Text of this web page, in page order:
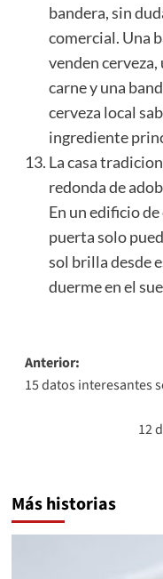
bandera, sin
comercial. Una
venden cerveza,
carne y una
cerveza local
ingrediente
La casa
redonda de
En un edificio
puerta solo
sol brilla desde
duerme en el
Navegación
de
Anterior:
15 datos interesantes
12
Más historias